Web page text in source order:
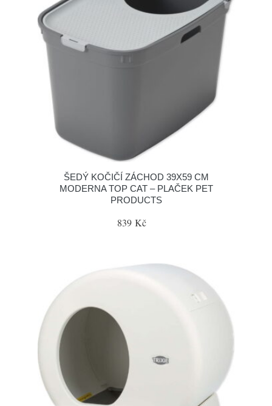
ŠEDÝ KOČIČÍ ZÁCHOD 39X59 CM
MODERNA TOP CAT – PLAČEK PET
PRODUCTS
839 Kč